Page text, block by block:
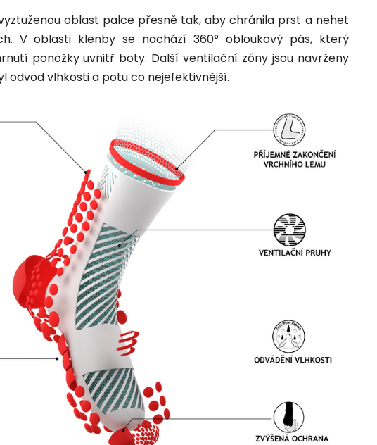
oblast palce přesně tak, aby chránila prst a nehet
V oblasti klenby se nachází 360° obloukový pás, který
ponožky uvnitř boty. Další ventilační zóny jsou navrženy
odvod vlhkosti a potu co nejefektivnější.